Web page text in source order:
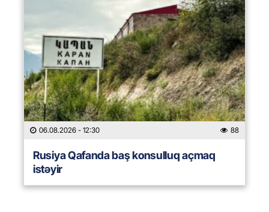
06.08.2026 - 12:30 88
Rusiya Qafanda baş konsulluq açmaq
istəyir